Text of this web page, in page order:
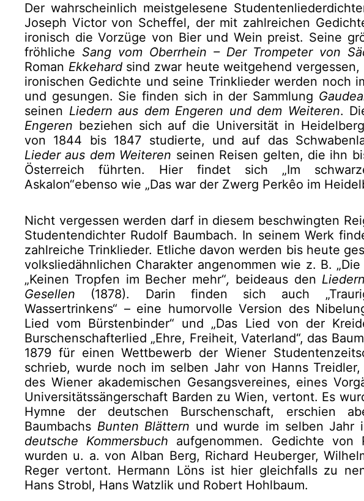
Der wahrscheinlich meistgelesene
Joseph Victor von Scheffel, der mit zahlreichen
ironisch die Vorzüge von Bier und Wein preist. Seine
fröhliche Sang vom Oberrhein – Der Trompeter von
Roman Ekkehardsind zwar heute weitgehend vergessen,
ironischen Gedichte und seine Trinklieder werden noch
und gesungen. Sie finden sich in der Sammlung
seinen Liedern aus dem Engeren und dem Weiteren.
Engeren beziehen sich auf die Universität in
von 1844 bis 1847 studierte, und auf das
Lieder aus dem Weiteren seinen Reisen gelten, die ihn
Österreich führten. Hier findet sich „Im
Askalon“ebenso wie „Das war der Zwerg Perkêo im
Nicht vergessen werden darf in diesem beschwingten
Studentendichter Rudolf Baumbach. In seinem Werk
zahlreiche Trinklieder. Etliche davon werden bis heute
volksliedähnlichen Charakter angenommen wie z. B.
„Keinen Tropfen im Becher mehr“, beideaus den
Gesellen (1878). Darin finden sich auch
Wassertrinkens“ – eine humorvolle Version des
Lied vom Bürstenbinder“ und „Das Lied von der
Burschenschafterlied „Ehre, Freiheit, Vaterland“, das
1879 für einen Wettbewerb der Wiener
schrieb, wurde noch im selben Jahr von Hanns
des Wiener akademischen Gesangsvereines, eines
Universitätssängerschaft Barden zu Wien, vertont. Es
Hymne der deutschen Burschenschaft, erschien
Baumbachs Bunten Blättern und wurde im selben Jahr
deutsche Kommersbuch aufgenommen. Gedichte von
wurden u. a. von Alban Berg, Richard Heuberger,
Reger vertont. Hermann Löns ist hier gleichfalls zu
Hans Strobl, Hans Watzlik und Robert Hohlbaum.